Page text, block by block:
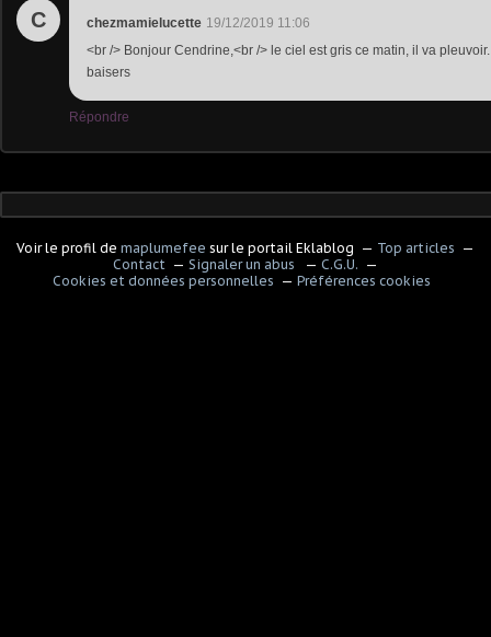
C chezmamielucette 19/12/2019 11:06
<br /> Bonjour Cendrine,<br /> le ciel est gris ce matin, il va
baisers
Répondre
Voir le profil de maplumefee sur le portail Eklablog
Top articles
Contact
Signaler un abus
C.G.U.
Cookies et données personnelles
Préférences cookies